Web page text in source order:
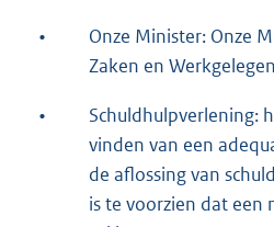
•
Onze Minister: Onze
Zaken en
•
Schuldhulpverlening:
vinden van een
de aflossing van
is te voorzien dat